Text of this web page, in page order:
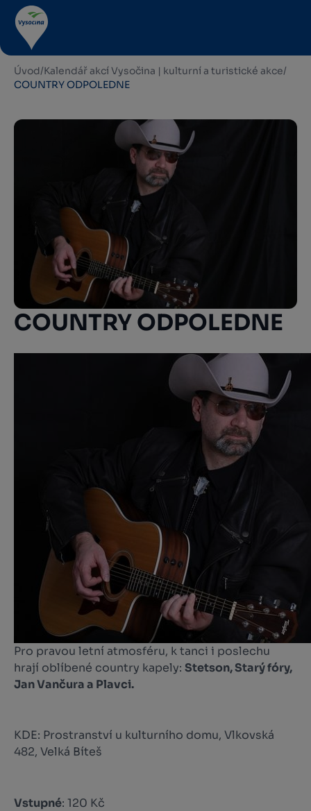
Úvod/Kalendář akcí Vysočina | kulturní a turistické akce/
COUNTRY ODPOLEDNE
COUNTRY ODPOLEDNE
Pro pravou letní atmosféru, k tanci i poslechu
hrají oblíbené country kapely: Stetson, Starý fóry,
Jan Vančura a Plavci.
KDE: Prostranství u kulturního domu, Vlkovská
482, Velká Bíteš
Vstupné: 120 Kč